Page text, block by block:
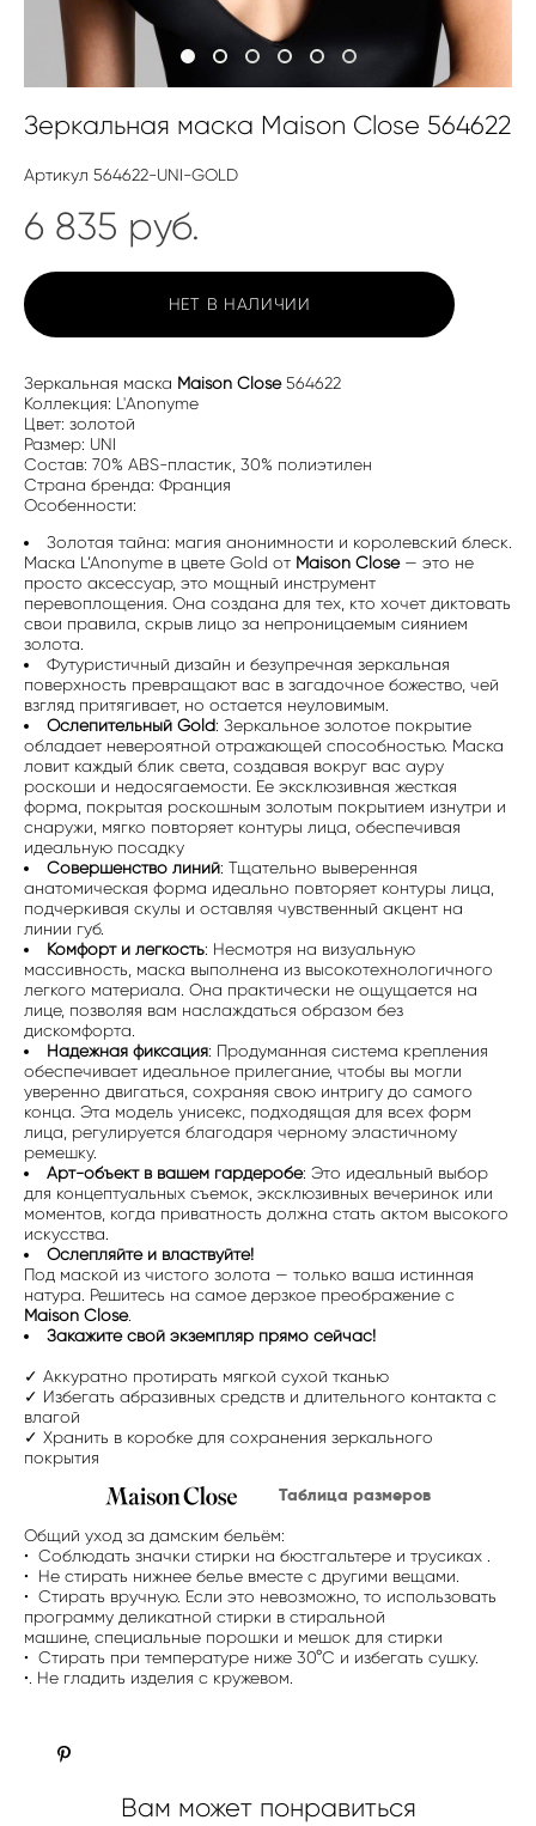
Зеркальная маска Maison Close 564622
Артикул 564622-UNI-GOLD
6 835 pуб.
НЕТ В НАЛИЧИИ
Зеркальная маска Maison Close564622
Коллекция: L'Anonyme
Цвет: золотой
Размер: UNI
Состав: 70% ABS-пластик, 30% полиэтилен
Страна бренда: Франция
Особенности:
Золотая тайна: магия анонимности и королевский блеск.
Маска L’Anonyme в цвете Gold от Maison Close— это не
просто аксессуар, это мощный инструмент
перевоплощения. Она создана для тех, кто хочет диктовать
свои правила, скрыв лицо за непроницаемым сиянием
золота.
Футуристичный дизайн и безупречная зеркальная
поверхность превращают вас в загадочное божество, чей
взгляд притягивает, но остается неуловимым.
Ослепительный Gold: Зеркальное золотое покрытие
обладает невероятной отражающей способностью. Маска
ловит каждый блик света, создавая вокруг вас ауру
роскоши и недосягаемости. Ее эксклюзивная жесткая
форма, покрытая роскошным золотым покрытием изнутри и
снаружи, мягко повторяет контуры лица, обеспечивая
идеальную посадку
Совершенство линий: Тщательно выверенная
анатомическая форма идеально повторяет контуры лица,
подчеркивая скулы и оставляя чувственный акцент на
линии губ.
Комфорт и легкость: Несмотря на визуальную
массивность, маска выполнена из высокотехнологичного
легкого материала. Она практически не ощущается на
лице, позволяя вам наслаждаться образом без
дискомфорта.
Надежная фиксация: Продуманная система крепления
обеспечивает идеальное прилегание, чтобы вы могли
уверенно двигаться, сохраняя свою интригу до самого
конца. Эта модель унисекс, подходящая для всех форм
лица, регулируется благодаря черному эластичному
ремешку.
Арт-объект в вашем гардеробе: Это идеальный выбор
для концептуальных съемок, эксклюзивных вечеринок или
моментов, когда приватность должна стать актом высокого
искусства.
Ослепляйте и властвуйте!
Под маской из чистого золота — только ваша истинная
натура. Решитесь на самое дерзкое преображение с
Maison Close.
Закажите свой экземпляр прямо сейчас!
✓ Аккуратно протирать мягкой сухой тканью
✓ Избегать абразивных средств и длительного контакта с
влагой
✓ Хранить в коробке для сохранения зеркального
покрытия
Таблица размеров
Общий уход за дамским бельём:
• Соблюдать значки стирки на бюстгальтере и трусиках .
• Не стирать нижнее белье вместе с другими вещами.
• Стирать вручную. Если это невозможно, то использовать
программу деликатной стирки в стиральной
машине, специальные порошки и мешок для стирки
• Стирать при температуре ниже 30°C и избегать сушку.
•. Не гладить изделия с кружевом.
Вам может понравиться